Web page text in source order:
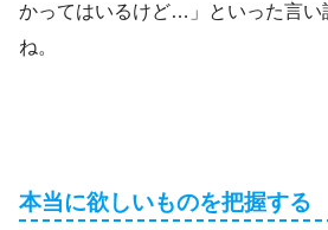
かってはいるけど…」といった言い
ね。
本当に欲しいものを把握する